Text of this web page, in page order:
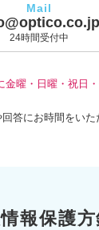
Mail
24時間受付中
金曜・日曜・祝日
答にお時間をいた
報保護方